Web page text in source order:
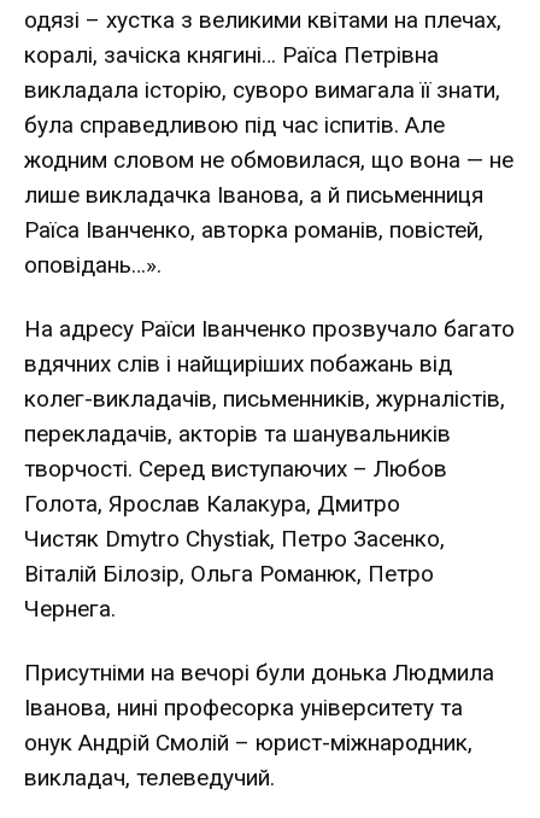
одязі – хустка з великими квітами на плечах,
коралі, зачіска княгині… Раїса Петрівна
викладала історію, суворо вимагала її знати,
була справедливою під час іспитів. Але
жодним словом не обмовилася, що вона — не
лише викладачка Іванова, а й письменниця
Раїса Іванченко, авторка романів, повістей,
оповідань…».
На адресу Раїси Іванченко прозвучало багато
вдячних слів і найщиріших побажань від
колег-викладачів, письменників, журналістів,
перекладачів, акторів та шанувальників
творчості. Серед виступаючих – Любов
Голота, Ярослав Калакура, Дмитро
Чистяк Dmytro Chystiak, Петро Засенко,
Віталій Білозір, Ольга Романюк, Петро
Чернега.
Присутніми на вечорі були донька Людмила
Іванова, нині професорка університету та
онук Андрій Смолій – юрист-міжнародник,
викладач, телеведучий.